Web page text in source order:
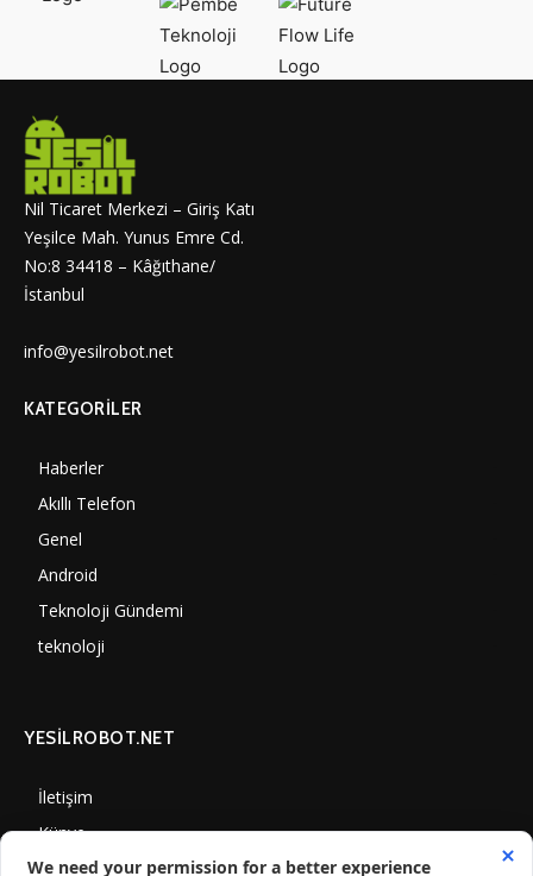
Nil Ticaret Merkezi – Giriş Katı
Yeşilce Mah. Yunus Emre Cd.
No:8 34418 – Kâğıthane/
İstanbul
info@yesilrobot.net
KATEGORILER
Haberler
Akıllı Telefon
Genel
Android
Teknoloji Gündemi
teknoloji
YESİLROBOT.NET
İletişim
Künye
Gizlilik Politikası